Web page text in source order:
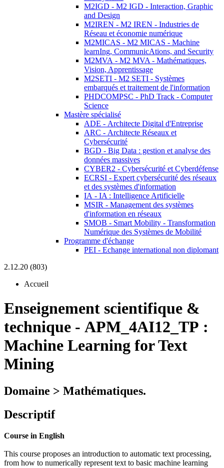
M2IGD - M2 IGD - Interaction, Graphic
and Design
M2IREN - M2 IREN - Industries de
Réseau et économie numérique
M2MICAS - M2 MICAS - Machine
learnIng, CommunicAtions, and Security
M2MVA - M2 MVA - Mathématiques,
Vision, Apprentissage
M2SETI - M2 SETI - Systèmes
embarqués et traitement de l'information
PHDCOMPSC - PhD Track - Computer
Science
Mastère spécialisé
ADE - Architecte Digital d'Entreprise
ARC - Architecte Réseaux et
Cybersécurité
BGD - Big Data : gestion et analyse des
données massives
CYBER2 - Cybersécurité et Cyberdéfense
ECRSI - Expert cybersécurité des réseaux
et des systèmes d'information
IA - IA : Intelligence Artificielle
MSIR - Management des systèmes
d'information en réseaux
SMOB - Smart Mobility - Transformation
Numérique des Systèmes de Mobilité
Programme d'échange
PEI - Echange international non diplomant
2.12.20 (803)
Accueil
Enseignement scientifique &
technique - APM_4AI12_TP :
Machine Learning for Text
Mining
Domaine > Mathématiques.
Descriptif
Course in English
This course proposes an introduction to automatic text processing,
from how to numerically represent text to basic machine learning